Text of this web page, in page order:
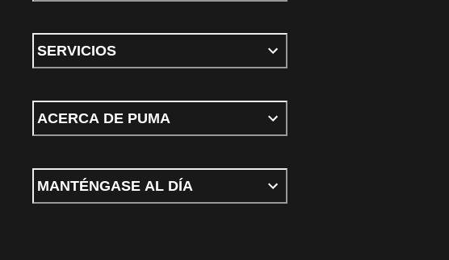
SERVICIOS
ACERCA DE PUMA
MANTÉNGASE AL DÍA